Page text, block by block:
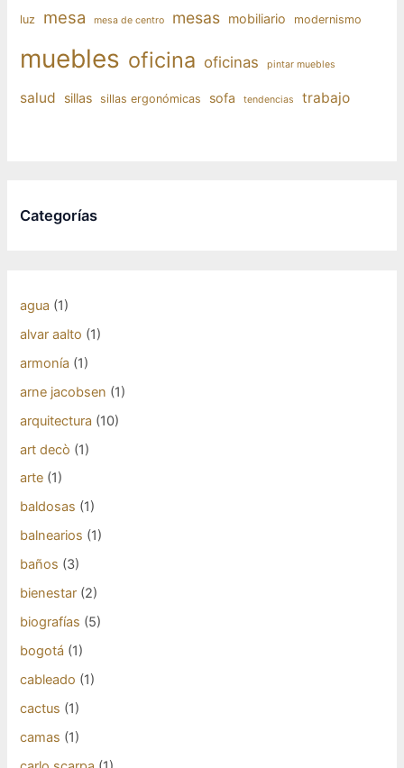
luz mesa mesa de centro mesas mobiliario modernismo
muebles oficina oficinas pintar muebles
salud sillas sillas ergonómicas sofa tendencias trabajo
Categorías
agua (1)
alvar aalto (1)
armonía (1)
arne jacobsen (1)
arquitectura (10)
art decò (1)
arte (1)
baldosas (1)
balnearios (1)
baños (3)
bienestar (2)
biografías (5)
bogotá (1)
cableado (1)
cactus (1)
camas (1)